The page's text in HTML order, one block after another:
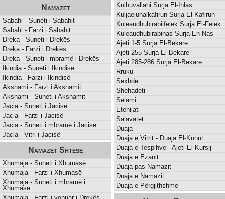
Namazet
Sabahi - Suneti i Sabahit
Sabahi - Farzi i Sabahit
Dreka - Suneti i Drekës
Dreka - Farzi i Drekës
Dreka - Suneti i mbramë i Drekës
Ikindia - Suneti i Ikindisë
Ikindia - Farzi i Ikindisë
Akshami - Farzi i Akshamit
Akshami - Suneti i Akshamit
Jacia - Suneti i Jacisë
Jacia - Farzi i Jacisë
Jacia - Suneti i mbramë i Jacisë
Jacia - Vitri i Jacisë
Namazet Shtesë
Xhumaja - Suneti i Xhumasë
Xhumaja - Farzi i Xhumasë
Xhumaja - Suneti i mbramë i
Xhumasë
Kulhuvallahi Surja El-Ihlas
Kuljaejuhalkafirun Surja El-Kafirun
Kuleaudhubirabilfelek Surja El-Felek
Kuleaudhubirabinas Surja En-Nas
Ajeti 1-5 Surja El-Bekare
Ajeti 255 Surja El-Bekare
Ajeti 285-286 Surja El-Bekare
Rruku
Sexhde
Shehadeti
Selami
Etehijati
Salavatet
Duaja
Duaja e Vitrit - Duaja El-Kunut
Duaja e Tespihve - Ajeti El-Kursij
Duaja e Ezanit
Duaja pas Namazit
Duaja e Namazit
Duaja e Përgjithshme